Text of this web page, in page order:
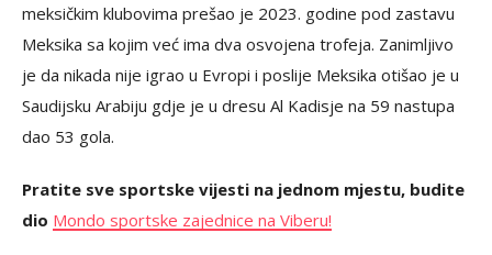
meksičkim klubovima prešao je 2023. godine pod zastavu
Meksika sa kojim već ima dva osvojena trofeja. Zanimljivo
je da nikada nije igrao u Evropi i poslije Meksika otišao je u
Saudijsku Arabiju gdje je u dresu Al Kadisje na 59 nastupa
dao 53 gola.
Pratite sve sportske vijesti na jednom mjestu, budite
dio Mondo sportske zajednice na Viberu!